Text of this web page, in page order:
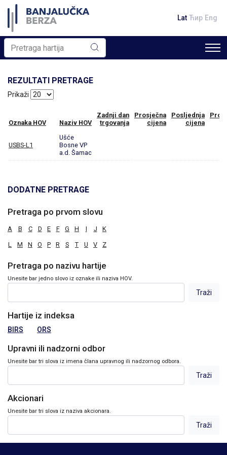
Lat Ћир Eng
REZULTATI PRETRAGE
Prikaži
Oznaka HOV Naziv HOV
Zadnji dan
trgovanja
Prosječna
cijena
Posljednja
cijena
USBS-L1
Ušće
Bosne VP
a.d. Šamac
DODATNE PRETRAGE
Pretraga po prvom slovu
A B C D E F G H I J K
L M N O P R S T U V Z
Pretraga po nazivu hartije
Unesite bar jedno slovo iz oznake ili naziva HOV.
Hartije iz indeksa
BIRS ORS
Upravni ili nadzorni odbor
Unesite bar tri slova iz imena člana upravnog ili nadzornog odbora.
Akcionari
Unesite bar tri slova iz naziva akcionara.